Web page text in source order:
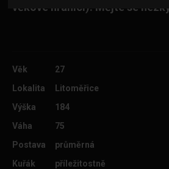
věkové hranici). Mějte se
Věk
27
Lokalita
Litoměřice
Výška
184
Váha
75
Postava
průměrná
Kuřák
příležitostně